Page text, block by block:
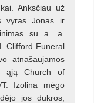
Anksčiau už
vyras Jonas ir
su a. a.
Clifford Funeral
atnašaujamos
ąją Church of
Izolina mėgo
jos dukros,